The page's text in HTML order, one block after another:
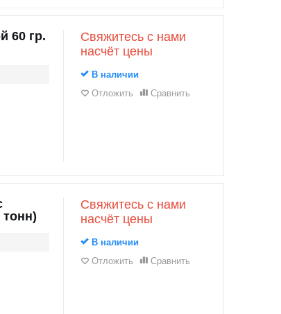
60 гр.
Свяжитесь с нами
насчёт цены
В наличии
Отложить
Сравнить
Свяжитесь с нами
насчёт цены
В наличии
Отложить
Сравнить